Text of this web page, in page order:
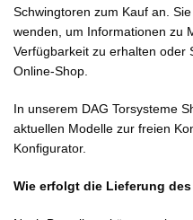
Schwingtoren zum Kauf an.
wenden, um Informationen zu
Verfügbarkeit zu erhalten oder
Online-Shop.
In unserem DAG Torsysteme
aktuellen Modelle zur freien
Konfigurator.
Wie erfolgt die Lieferung